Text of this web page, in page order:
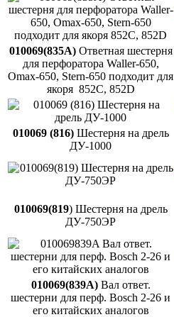
010069(835A)Ответная шестерня
для перфоратора Waller-650,
Omax-650, Stern-650 подходит для
якоря 852C, 852D
010069 (816)Шестерня на дрель
ДУ-1000
010069(819) Шестерня на дрель
ДУ-750ЭР
010069(839A)Вал ответ.
шестерни для перф. Bosch 2-26 и
его китайских аналогов